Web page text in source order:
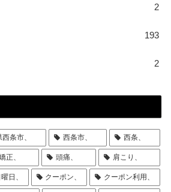
2
193
2
条市、 西条市、 西条、
正、 頭痛、 肩こり、
日、 クーポン、 クーポン利用、